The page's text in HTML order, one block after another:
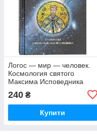
Логос — мир — человек.
Космология святого
Максима Исповедника
Владимирович
240 ₴
Купити